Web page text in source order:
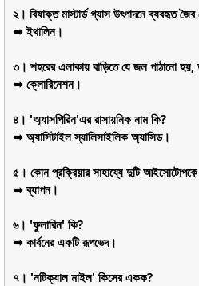
২। বিষাক্ত মাস্টার্ড গ্যাস উৎপাদনে ব্যবহৃত
➥ ইথালিন।
৩। শহরের এলাকায় বাড়িতে যে জল পাঠানো
➥ ক্লোরিনেশন।
৪। 'অ্যাসপিরিন'এর রাসায়নিক নাম কি?
➥ অ্যাসিটাইল স্যালিসাইলিক অ্যাসিড।
৫। কোন প্রক্রিয়ার সাহায্যে দুটি
➥ ব্যাপন।
৬। 'ফুলারিন' কি?
➥ কার্বনের একটি রূপভেদ।
৭। 'নটিক্যাল মাইল' কিসের একক?